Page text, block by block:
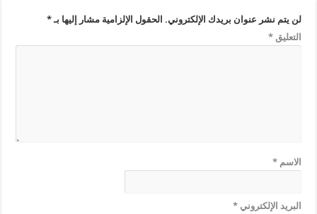
لن يتم نشر عنوان بريدك الإلكتروني. الحقول الإلزامية مشار إليها بـ*
التعليق*
الاسم*
البريد الإلكتروني*